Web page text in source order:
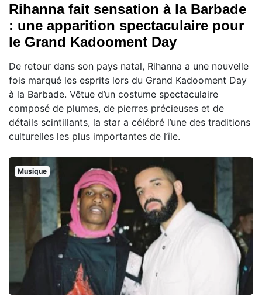
Rihanna fait sensation à la Barbade
: une apparition spectaculaire pour
le Grand Kadooment Day
De retour dans son pays natal, Rihanna a une nouvelle
fois marqué les esprits lors du Grand Kadooment Day
à la Barbade. Vêtue d’un costume spectaculaire
composé de plumes, de pierres précieuses et de
détails scintillants, la star a célébré l’une des traditions
culturelles les plus importantes de l’île.
Musique